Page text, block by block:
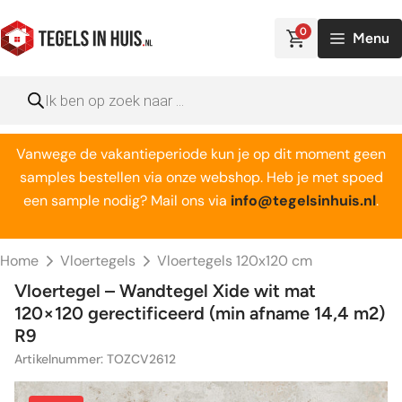
naar
de
0 Menu
zoeken
Vanwege de vakantieperiode kun je op dit moment geen
samples bestellen via onze webshop. Heb je met spoed
een sample nodig? Mail ons via info@tegelsinhuis.nl.
Home Vloertegels Vloertegels 120x120 cm
Vloertegel – Wandtegel Xide wit mat
120×120 gerectificeerd (min afname 14,4 m2)
R9
Artikelnummer: TOZCV2612